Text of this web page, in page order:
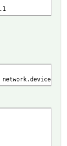
form
ubus
is
network.device